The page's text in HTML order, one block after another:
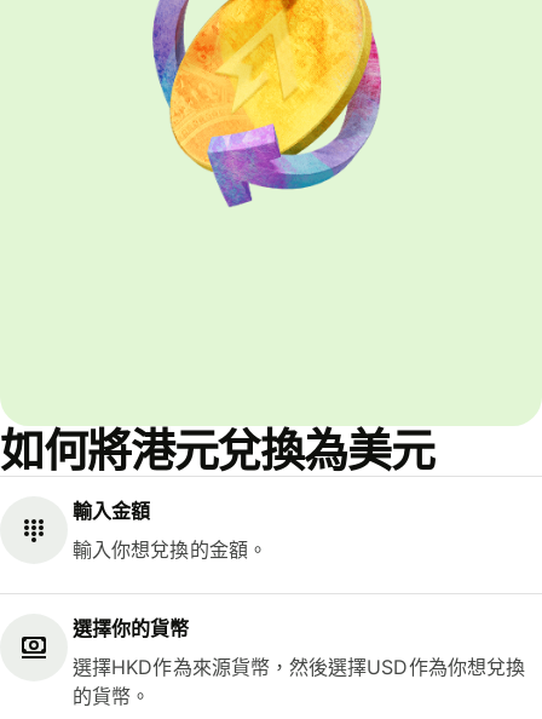
如何將港元兌換為美元
輸入金額
輸入你想兌換的金額。
選擇你的貨幣
選擇HKD作為來源貨幣，然後選擇USD作為你想兌換
的貨幣。